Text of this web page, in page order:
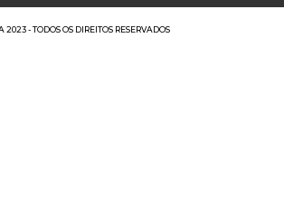
2023 - TODOS OS DIREITOS RESERVADOS